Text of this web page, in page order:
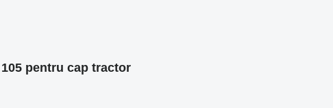
pentru cap tractor